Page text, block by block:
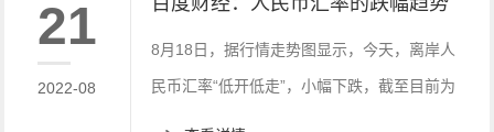
21
2022-08
8月18日，据行情走势图显示，今天，离岸人
民币汇率“低开低走”，小幅下跌，截至目前为